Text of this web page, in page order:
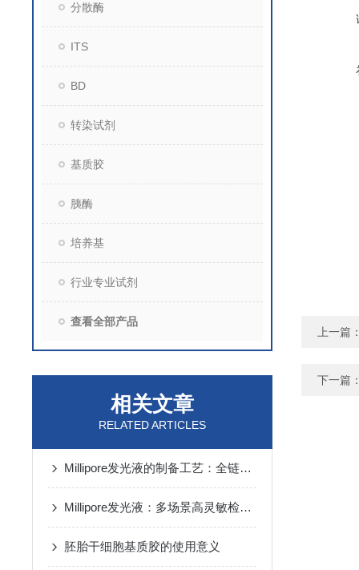
分散酶
ITS
BD
转染试剂
基质胶
胰酶
培养基
行业专业试剂
查看全部产品
相关文章
RELATED ARTICLES
Millipore发光液的制备工艺：全链路质控保障检测性能稳定
Millipore发光液：多场景高灵敏检测的核心试剂支撑
胚胎干细胞基质胶的使用意义
上一篇
下一篇